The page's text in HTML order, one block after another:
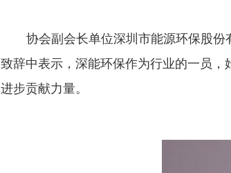
协会副会长单位深圳市能源环保股
致辞中表示，深能环保作为行业的一员
进步贡献力量。